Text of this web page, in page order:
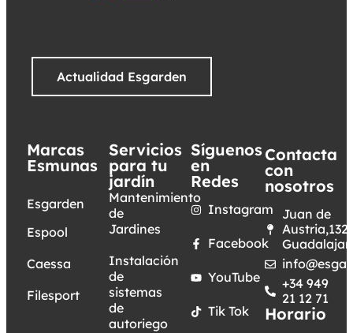
Actualidad Esgarden
Marcas
Esmunas
Esgarden
Espool
Caessa
Filesport
Servicios
para tu
jardín
Mantenimiento
de
Jardines
Instalación
de
sistemas
de
autoriego
Síguenos
en
Redes
Instagram
Facebook
YouTube
Tik Tok
Contacta
con
nosotros
Juan de
Austria,132.
+34 949
21 12 71
Horario